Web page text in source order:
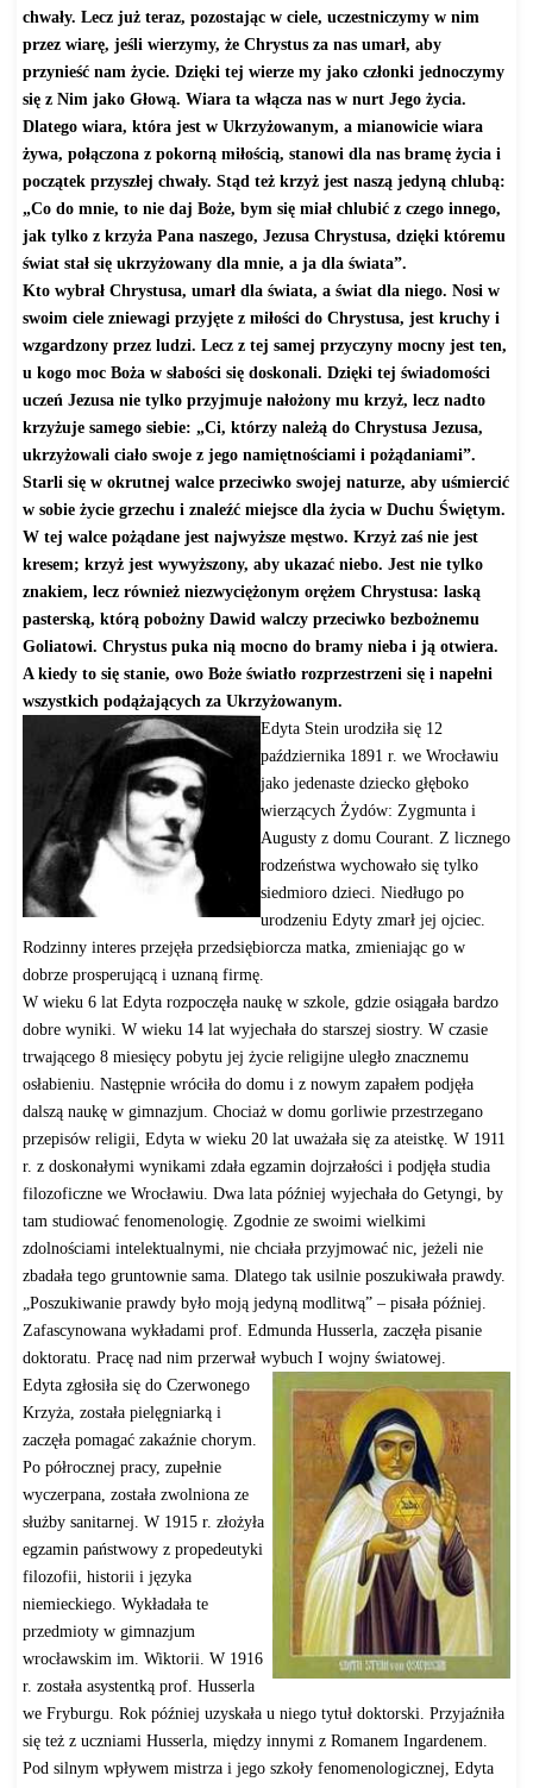
chwały. Lecz już teraz, pozostając w ciele, uczestniczymy w nim
przez wiarę, jeśli wierzymy, że Chrystus za nas umarł, aby
przynieść nam życie. Dzięki tej wierze my jako członki jednoczymy
się z Nim jako Głową. Wiara ta włącza nas w nurt Jego życia.
Dlatego wiara, która jest w Ukrzyżowanym, a mianowicie wiara
żywa, połączona z pokorną miłością, stanowi dla nas bramę życia i
początek przyszłej chwały. Stąd też krzyż jest naszą jedyną chlubą:
„Co do mnie, to nie daj Boże, bym się miał chlubić z czego innego,
jak tylko z krzyża Pana naszego, Jezusa Chrystusa, dzięki któremu
świat stał się ukrzyżowany dla mnie, a ja dla świata”.
Kto wybrał Chrystusa, umarł dla świata, a świat dla niego. Nosi w
swoim ciele zniewagi przyjęte z miłości do Chrystusa, jest kruchy i
wzgardzony przez ludzi. Lecz z tej samej przyczyny mocny jest ten,
u kogo moc Boża w słabości się doskonali. Dzięki tej świadomości
uczeń Jezusa nie tylko przyjmuje nałożony mu krzyż, lecz nadto
krzyżuje samego siebie: „Ci, którzy należą do Chrystusa Jezusa,
ukrzyżowali ciało swoje z jego namiętnościami i pożądaniami”.
Starli się w okrutnej walce przeciwko swojej naturze, aby uśmiercić
w sobie życie grzechu i znaleźć miejsce dla życia w Duchu Świętym.
W tej walce pożądane jest najwyższe męstwo. Krzyż zaś nie jest
kresem; krzyż jest wywyższony, aby ukazać niebo. Jest nie tylko
znakiem, lecz również niezwyciężonym orężem Chrystusa: laską
pasterską, którą pobożny Dawid walczy przeciwko bezbożnemu
Goliatowi. Chrystus puka nią mocno do bramy nieba i ją otwiera.
A kiedy to się stanie, owo Boże światło rozprzestrzeni się i napełni
wszystkich podążających za Ukrzyżowanym.
Edyta Stein urodziła się 12
października 1891 r. we Wrocławiu
jako jedenaste dziecko głęboko
wierzących Żydów: Zygmunta i
Augusty z domu Courant. Z licznego
rodzeństwa wychowało się tylko
siedmioro dzieci. Niedługo po
urodzeniu Edyty zmarł jej ojciec.
Rodzinny interes przejęła przedsiębiorcza matka, zmieniając go w
dobrze prosperującą i uznaną firmę.
W wieku 6 lat Edyta rozpoczęła naukę w szkole, gdzie osiągała bardzo
dobre wyniki. W wieku 14 lat wyjechała do starszej siostry. W czasie
trwającego 8 miesięcy pobytu jej życie religijne uległo znacznemu
osłabieniu. Następnie wróciła do domu i z nowym zapałem podjęła
dalszą naukę w gimnazjum. Chociaż w domu gorliwie przestrzegano
przepisów religii, Edyta w wieku 20 lat uważała się za ateistkę. W 1911
r. z doskonałymi wynikami zdała egzamin dojrzałości i podjęła studia
filozoficzne we Wrocławiu. Dwa lata później wyjechała do Getyngi, by
tam studiować fenomenologię. Zgodnie ze swoimi wielkimi
zdolnościami intelektualnymi, nie chciała przyjmować nic, jeżeli nie
zbadała tego gruntownie sama. Dlatego tak usilnie poszukiwała prawdy.
„Poszukiwanie prawdy było moją jedyną modlitwą” – pisała później.
Zafascynowana wykładami prof. Edmunda Husserla, zaczęła pisanie
doktoratu. Pracę nad nim przerwał wybuch I wojny światowej.
Edyta zgłosiła się do Czerwonego
Krzyża, została pielęgniarką i
zaczęła pomagać zakaźnie chorym.
Po półrocznej pracy, zupełnie
wyczerpana, została zwolniona ze
służby sanitarnej. W 1915 r. złożyła
egzamin państwowy z propedeutyki
filozofii, historii i języka
niemieckiego. Wykładała te
przedmioty w gimnazjum
wrocławskim im. Wiktorii. W 1916
r. została asystentką prof. Husserla
we Fryburgu. Rok później uzyskała u niego tytuł doktorski. Przyjaźniła
się też z uczniami Husserla, między innymi z Romanem Ingardenem.
Pod silnym wpływem mistrza i jego szkoły fenomenologicznej, Edyta